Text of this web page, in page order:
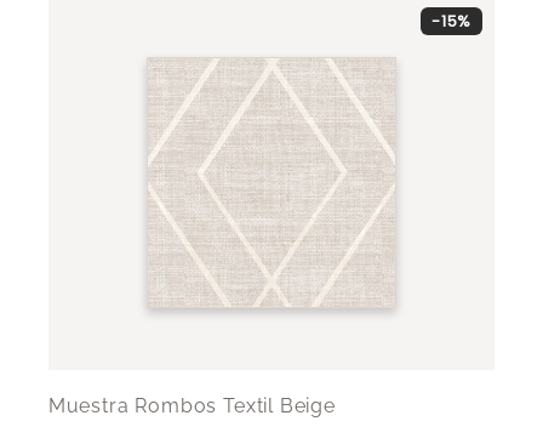
Muestra Rombos Textil Beige
-15%